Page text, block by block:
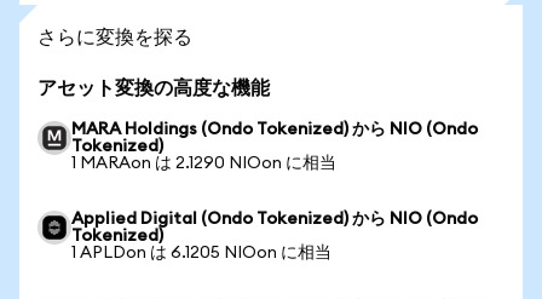
さらに変換を探る
アセット変換の高度な機能
MARA Holdings (Ondo Tokenized) から NIO (Ondo
Tokenized)
1 MARAon は 2.1290 NIOon に相当
Applied Digital (Ondo Tokenized) から NIO (Ondo
Tokenized)
1 APLDon は 6.1205 NIOon に相当